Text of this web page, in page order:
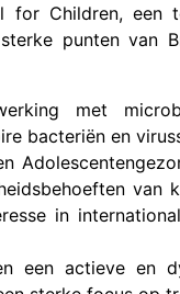
for Children, een
punten van
met
bacteriën en
van
in
een actieve en